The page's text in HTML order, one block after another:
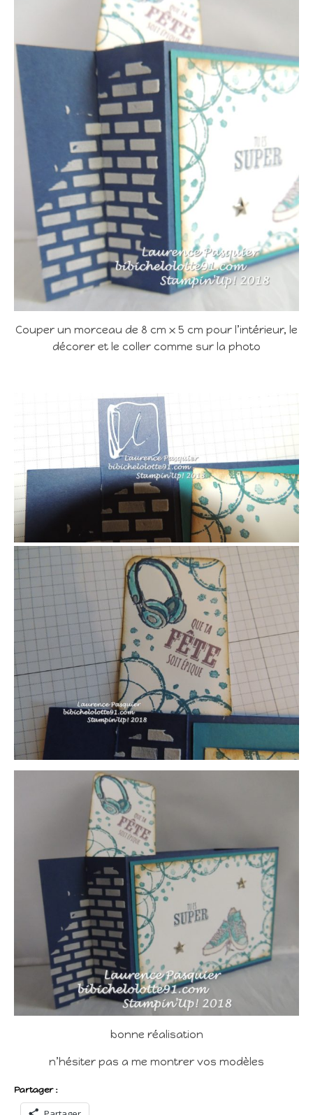
Couper un morceau de 8 cm x 5 cm pour l’intérieur, le
décorer et le coller comme sur la photo
bonne réalisation
n’hésiter pas a me montrer vos modèles
Partager :